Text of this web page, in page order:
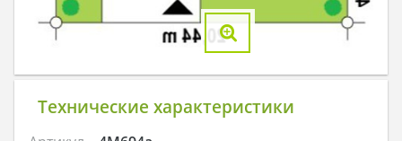
Технические характеристики